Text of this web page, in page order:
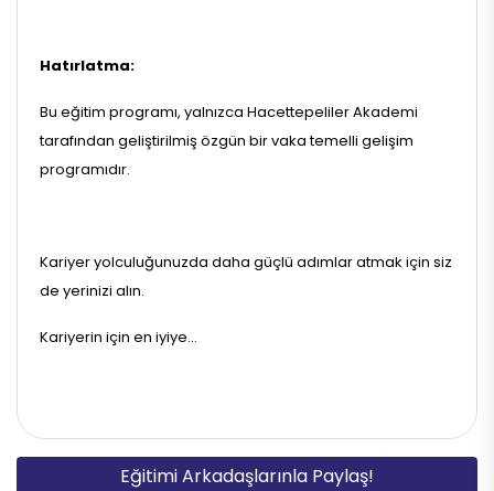
Hatırlatma:
Bu eğitim programı, yalnızca Hacettepeliler Akademi
tarafından geliştirilmiş özgün bir vaka temelli gelişim
programıdır.
Kariyer yolculuğunuzda daha güçlü adımlar atmak için siz
de yerinizi alın.
Kariyerin için en iyiye...
Eğitimi Arkadaşlarınla Paylaş!